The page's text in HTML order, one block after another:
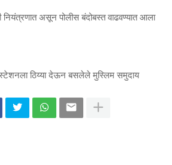
नियंत्रणात असून पोलीस बंदोबस्त वाढवण्यात आला
ठिय्या देऊन बसलेले मुस्लिम समुदाय